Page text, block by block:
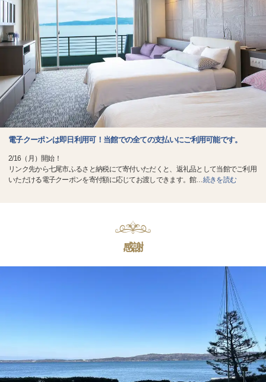
電子クーポンは即日利用可！当館での全ての支払いにご利用可能です。
2/16（月）開始！
リンク先から七尾市ふるさと納税にて寄付いただくと、返礼品として当館でご利用
いただける電子クーポンを寄付額に応じてお渡しできます。館…続きを読む
感謝